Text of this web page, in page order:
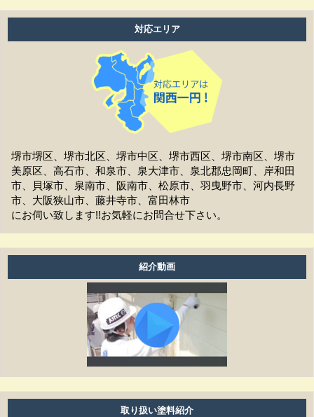
よいですか？
工事中は留守をしても大丈夫ですか？
施工後の保証はどうなっていますか？
作業時間は何時から何時までですか？
家の周囲に荷物を置いてますが、どこまで片付ければよ
洗濯物は干せますか？
工事前の近隣への挨拶はどうなりますか？
お支払方法は現金ですか？
アフターフォローはどうなっていますか？
養生ビニールがしてある時は、換気扇・お風呂・エアコ
ン等は普通に使えますか？
工事期間はどのくらいありますか？
塗り替えは何年ぐらいで必要ですか？
雨の日も作業しますか？
対応エリア
堺市堺区、堺市北区、堺市中区、堺市西区、堺市南区、堺市
美原区、高石市、和泉市、泉大津市、泉北郡忠岡町、岸和田
市、貝塚市、泉南市、阪南市、松原市、羽曳野市、河内長野
市、大阪狭山市、藤井寺市、富田林市
にお伺い致します!!お気軽にお問合せ下さい。
紹介動画
取り扱い塗料紹介